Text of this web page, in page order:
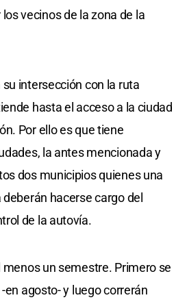
vecinos de la zona de la
intersección con la ruta
hasta el acceso a la ciudad
Por ello es que tiene
la antes mencionada y
dos municipios quienes una
hacerse cargo del
de la autovía.
menos un semestre. Primero se
en agosto- y luego correrán